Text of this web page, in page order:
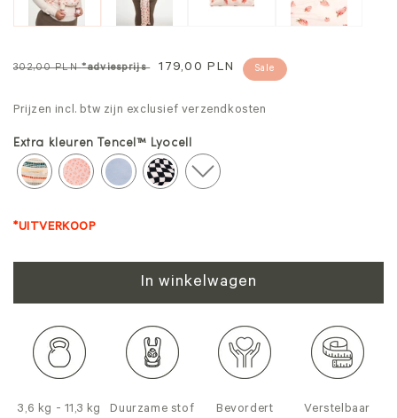
Normale
302,00 PLN*adviesprijs Aanbiedingsprijs
179,00 PLN Sale
Prijzen incl. btw zijn exclusief verzendkosten
Extra kleuren Tencel™ Lyocell
*UITVERKOOP
In winkelwagen
3,6 kg - 11,3 kg Duurzame stof
Bevordert
Verstelbaar